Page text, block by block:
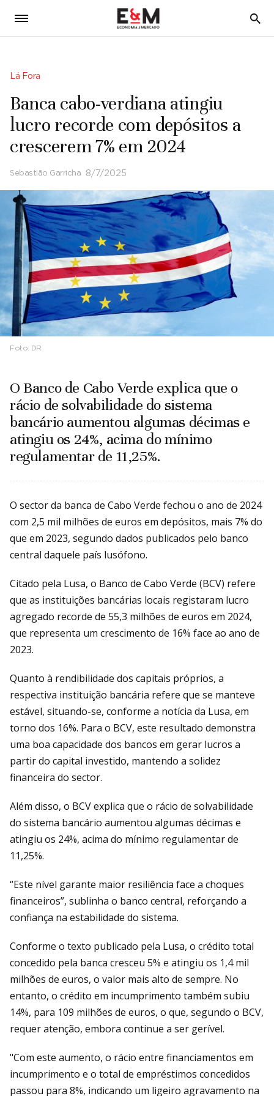
5
Lá Fora
Banca cabo-verdiana atingiu
lucro recorde com depósitos a
crescerem 7% em 2024
Sebastião Garricha 8/7/2025
Foto: DR
O Banco de Cabo Verde explica que o
rácio de solvabilidade do sistema
bancário aumentou algumas décimas e
atingiu os 24%, acima do mínimo
regulamentar de 11,25%.
O sector da banca de Cabo Verde fechou o ano de 2024
com 2,5 mil milhões de euros em depósitos, mais 7% do
que em 2023, segundo dados publicados pelo banco
central daquele país lusófono.
Citado pela Lusa, o Banco de Cabo Verde (BCV) refere
que as instituições bancárias locais registaram lucro
agregado recorde de 55,3 milhões de euros em 2024,
que representa um crescimento de 16% face ao ano de
2023.
Quanto à rendibilidade dos capitais próprios, a
respectiva instituição bancária refere que se manteve
estável, situando-se, conforme a notícia da Lusa, em
torno dos 16%. Para o BCV, este resultado demonstra
uma boa capacidade dos bancos em gerar lucros a
partir do capital investido, mantendo a solidez
financeira do sector.
Além disso, o BCV explica que o rácio de solvabilidade
do sistema bancário aumentou algumas décimas e
atingiu os 24%, acima do mínimo regulamentar de
11,25%.
“Este nível garante maior resiliência face a choques
financeiros”, sublinha o banco central, reforçando a
confiança na estabilidade do sistema.
Conforme o texto publicado pela Lusa, o crédito total
concedido pela banca cresceu 5% e atingiu os 1,4 mil
milhões de euros, o valor mais alto de sempre. No
entanto, o crédito em incumprimento também subiu
14%, para 109 milhões de euros, o que, segundo o BCV,
requer atenção, embora continue a ser gerível.
"Com este aumento, o rácio entre financiamentos em
incumprimento e o total de empréstimos concedidos
passou para 8%, indicando um ligeiro agravamento na